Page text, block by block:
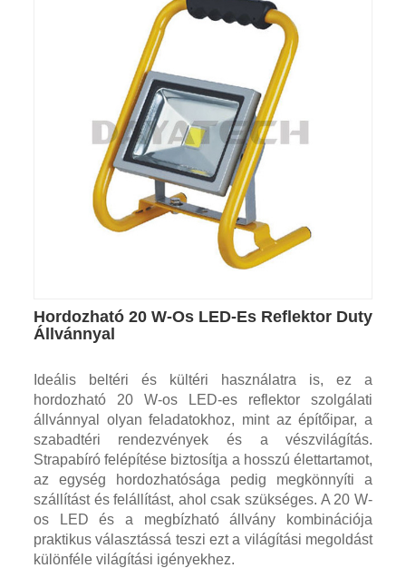
Hordozható 20 W-Os LED-Es Reflektor Duty
Állvánnyal
Ideális beltéri és kültéri használatra is, ez a
hordozható 20 W-os LED-es reflektor szolgálati
állvánnyal olyan feladatokhoz, mint az építőipar, a
szabadtéri rendezvények és a vészvilágítás.
Strapabíró felépítése biztosítja a hosszú élettartamot,
az egység hordozhatósága pedig megkönnyíti a
szállítást és felállítást, ahol csak szükséges. A 20 W-
os LED és a megbízható állvány kombinációja
praktikus választássá teszi ezt a világítási megoldást
különféle világítási igényekhez.